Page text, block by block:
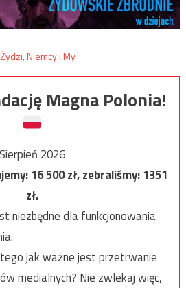
Magna Polonia!
Sierpień 2026
16 500zł, zebraliśmy:1351
zł.
niezbędne dla funkcjonowania
jak ważne jest przetrwanie
medialnych? Nie zwlekaj więc,